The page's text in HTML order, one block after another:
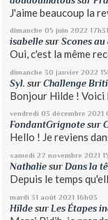
J'aime beaucoup la
dimanche 05 juin 2022 17h31
isabelle surScones
Oui, c'est la même
dimanche 30 janvier 2022
Syl. surChallenge
Bonjour Hilde ! Voici
vendredi 03 décembre 2021
FondantGrignote sur
Hello ! Je reviens
samedi 27 novembre 2021
Nathalie surDans la
Depuis le temps
mardi 31 août 2021 16h03
Hilde sur Les Étapes